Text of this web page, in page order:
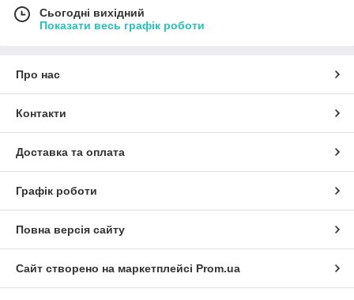
Сьогодні вихідний
Показати весь графік роботи
Про нас
Контакти
Доставка та оплата
Графік роботи
Повна версія сайту
Сайт створено на маркетплейсі Prom.ua